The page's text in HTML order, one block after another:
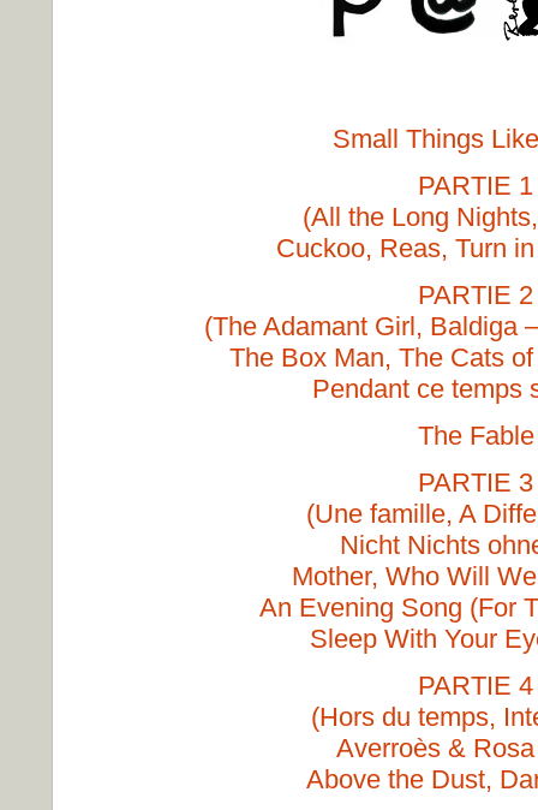
Small Things
PARTIE 1
(All the Long
Cuckoo, Reas, Turn
PARTIE 2
(The Adamant Girl, Baldiga –
The Box Man, The Cats
Pendant ce temps
The Fable
PARTIE 3
(Une famille, A
Nicht Nichts
Mother, Who Will
An Evening Song (For
Sleep With Your
PARTIE 4
(Hors du temps,
Averroès &
Above the Dust,